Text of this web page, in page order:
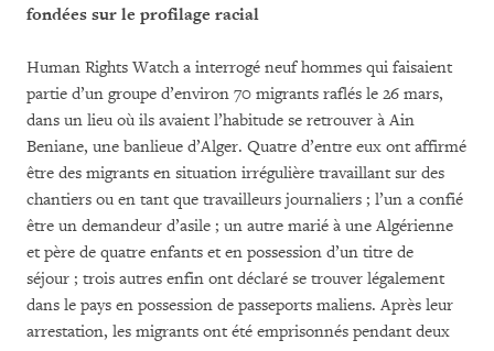
fondées sur le profilage racial
Human Rights Watch a interrogé neuf hommes qui faisaient
partie d’un groupe d’environ 70 migrants raflés le 26 mars,
dans un lieu où ils avaient l’habitude se retrouver à Ain
Beniane, une banlieue d’Alger. Quatre d’entre eux ont affirmé
être des migrants en situation irrégulière travaillant sur des
chantiers ou en tant que travailleurs journaliers ; l’un a confié
être un demandeur d’asile ; un autre marié à une Algérienne
et père de quatre enfants et en possession d’un titre de
séjour ; trois autres enfin ont déclaré se trouver légalement
dans le pays en possession de passeports maliens. Après leur
arrestation, les migrants ont été emprisonnés pendant deux